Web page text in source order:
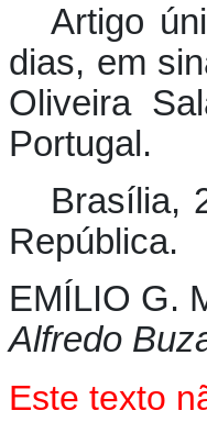
Artigo
dias, em
Oliveira
Portugal.
Brasília,
República.
EMÍLIO G.
Alfredo
Este texto